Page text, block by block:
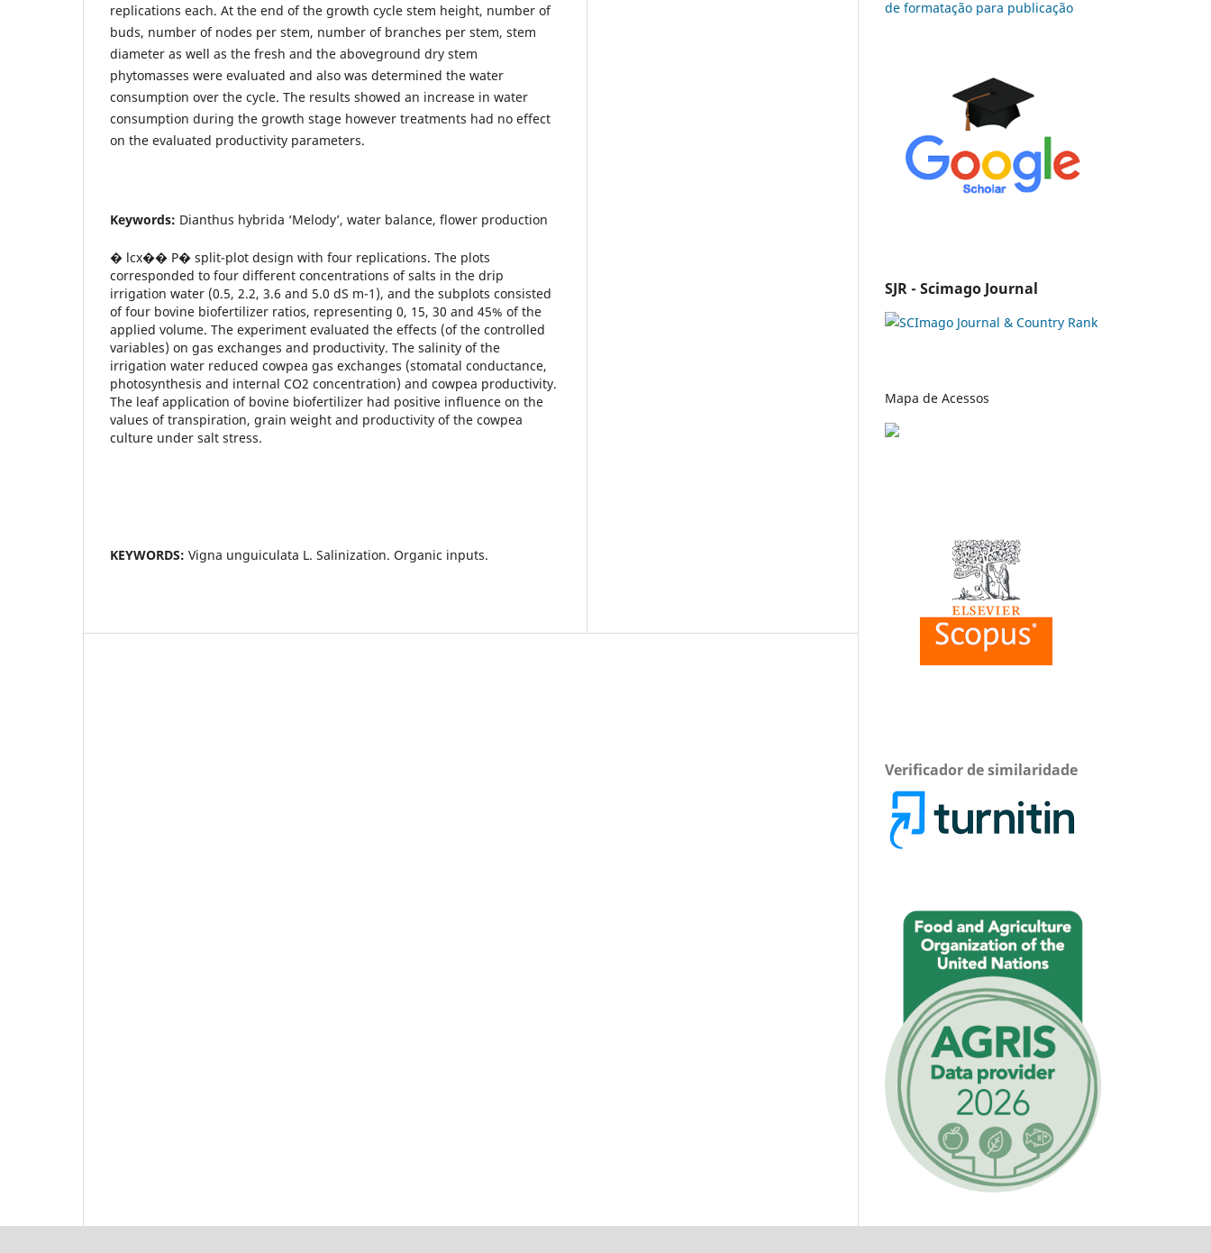
replications each. At the end of the growth cycle stem height, number of
buds, number of nodes per stem, number of branches per stem, stem
diameter as well as the fresh and the aboveground dry stem
phytomasses were evaluated and also was determined the water
consumption over the cycle. The results showed an increase in water
consumption during the growth stage however treatments had no effect
on the evaluated productivity parameters.
Keywords: Dianthus hybrida ‘Melody’, water balance, flower production
� lcx�� P� split-plot design with four replications. The plots
corresponded to four different concentrations of salts in the drip
irrigation water (0.5, 2.2, 3.6 and 5.0 dS m-1), and the subplots consisted
of four bovine biofertilizer ratios, representing 0, 15, 30 and 45% of the
applied volume. The experiment evaluated the effects (of the controlled
variables) on gas exchanges and productivity. The salinity of the
irrigation water reduced cowpea gas exchanges (stomatal conductance,
photosynthesis and internal CO2 concentration) and cowpea productivity.
The leaf application of bovine biofertilizer had positive influence on the
values of transpiration, grain weight and productivity of the cowpea
culture under salt stress.
KEYWORDS: Vigna unguiculata L. Salinization. Organic inputs.
de formatação para publicação
SJR - Scimago Journal
Mapa de Acessos
Verificador de similaridade